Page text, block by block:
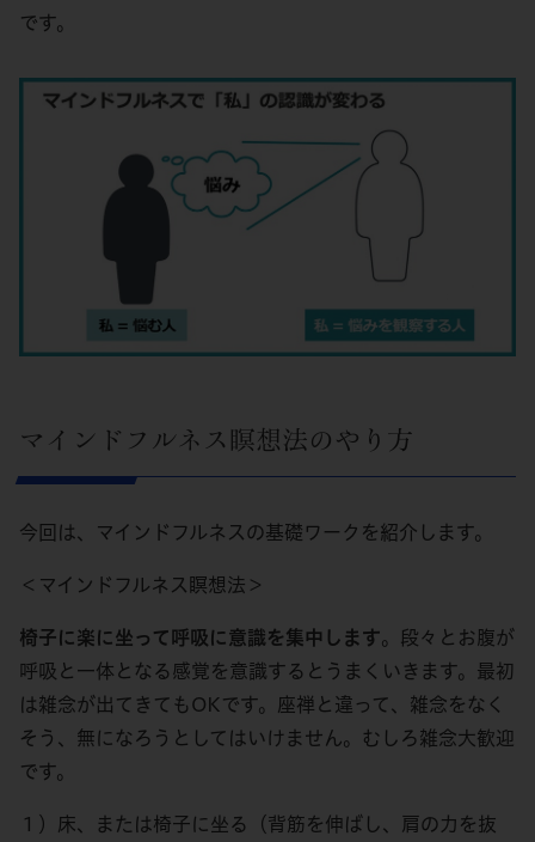
です。
マインドフルネス瞑想法のやり方
今回は、マインドフルネスの基礎ワークを紹介します。
＜マインドフルネス瞑想法＞
椅子に楽に坐って呼吸に意識を集中します。段々とお腹が
呼吸と一体となる感覚を意識するとうまくいきます。最初
は雑念が出てきてもOKです。座禅と違って、雑念をなく
そう、無になろうとしてはいけません。むしろ雑念大歓迎
です。
１）床、または椅子に坐る（背筋を伸ばし、肩の力を抜